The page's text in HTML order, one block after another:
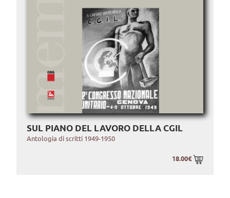
SUL PIANO DEL LAVORO DELLA CGIL
Antologia di scritti 1949-1950
18.00€